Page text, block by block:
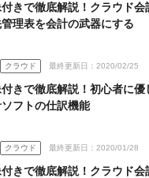
きで徹底解説！クラウド会
理表を会計の武器にする
クラウド 最終更新日：2020/02/25
きで徹底解説！初心者に優
フトの仕訳機能
クラウド 最終更新日：2020/01/28
きで徹底解説！クラウド会